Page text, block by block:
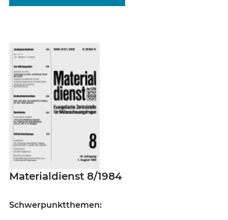
Materialdienst 8/1984
Schwerpunktthemen: